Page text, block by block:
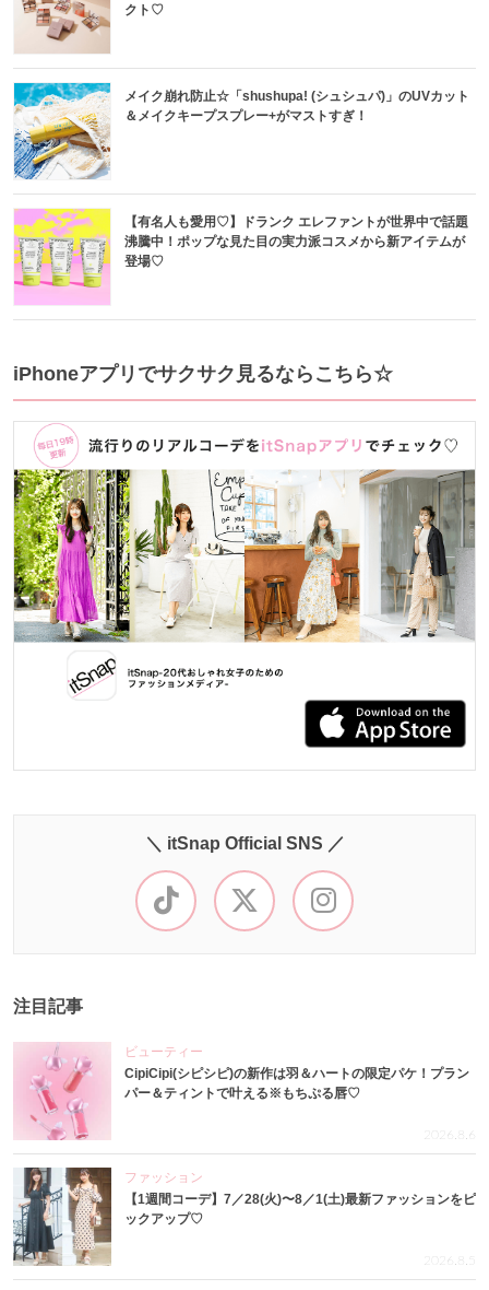
クト♡
メイク崩れ防止☆「shushupa! (シュシュパ)」のUVカット
＆メイクキープスプレー+がマストすぎ！
【有名人も愛用♡】ドランク エレファントが世界中で話題
沸騰中！ポップな見た目の実力派コスメから新アイテムが
登場♡
iPhoneアプリでサクサク見るならこちら☆
＼ itSnap Official SNS ／
注目記事
ビューティー
CipiCipi(シピシピ)の新作は羽＆ハートの限定パケ！プラン
パー＆ティントで叶える※もちぷる唇♡
2026.8.6
ファッション
【1週間コーデ】7／28(火)〜8／1(土)最新ファッションをピ
ックアップ♡
2026.8.5